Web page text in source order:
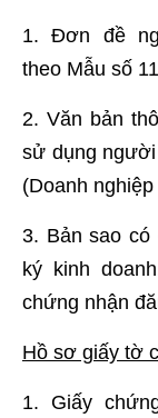
1. Đơn đề
theo Mẫu số
2. Văn bản
sử dụng
(Doanh
3. Bản sao có
ký kinh
chứng nhận
Hồ sơ giấy tờ
1. Giấy